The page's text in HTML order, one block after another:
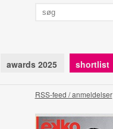
awards 2025 shortlist
RSS-feed / anmeldelser